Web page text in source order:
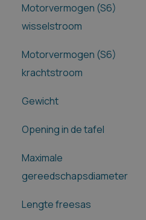
Motorvermogen (S6)
wisselstroom
Motorvermogen (S6)
krachtstroom
Gewicht
Opening in de tafel
Maximale
gereedschapsdiameter
Lengte freesas